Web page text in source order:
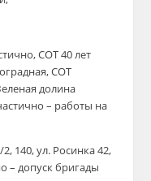
СОТ 40 лет
СОТ
долина
– работы на
140, ул. Росинка 42,
– допуск бригады